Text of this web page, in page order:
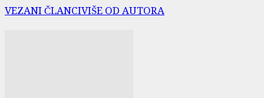
VEZANI ČLANCIVIŠE OD AUTORA